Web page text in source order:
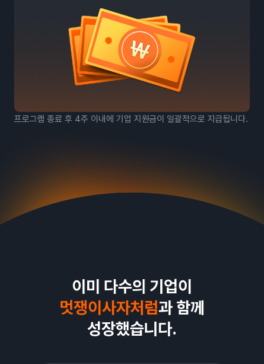
프로그램 종료 후 4주 이내에 기업 지원금이 일괄적으로 지급됩니다.
이미 다수의 기업이
멋쟁이사자처럼과 함께
성장했습니다.